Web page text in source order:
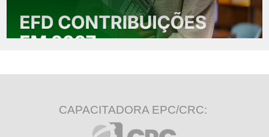
CAPACITADORA EPC/CRC: